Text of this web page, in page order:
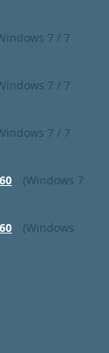
7 / 7
7 / 7
7 / 7
(Windows 7
(Windows